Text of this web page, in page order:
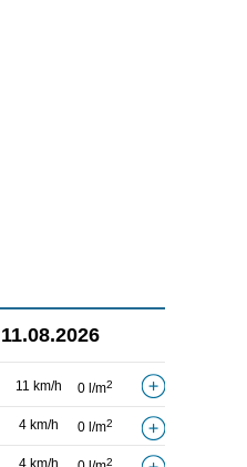
11.08.2026
11 km/h 0 l/m2
4 km/h 0 l/m2
2